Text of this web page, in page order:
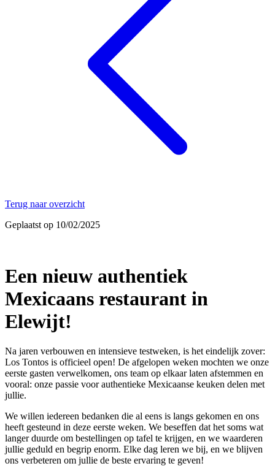
Terug naar overzicht
Geplaatst op 10/02/2025
Een nieuw authentiek
Mexicaans restaurant in
Elewijt!
Na jaren verbouwen en intensieve testweken, is het eindelijk zover:
Los Tontos is officieel open! De afgelopen weken mochten we onze
eerste gasten verwelkomen, ons team op elkaar laten afstemmen en
vooral: onze passie voor authentieke Mexicaanse keuken delen met
jullie.
We willen iedereen bedanken die al eens is langs gekomen en ons
heeft gesteund in deze eerste weken. We beseffen dat het soms wat
langer duurde om bestellingen op tafel te krijgen, en we waarderen
jullie geduld en begrip enorm. Elke dag leren we bij, en we blijven
ons verbeteren om jullie de beste ervaring te geven!